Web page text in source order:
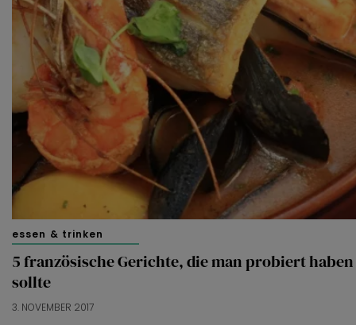
essen & trinken
5 französische Gerichte, die man probiert haben
sollte
3. NOVEMBER 2017